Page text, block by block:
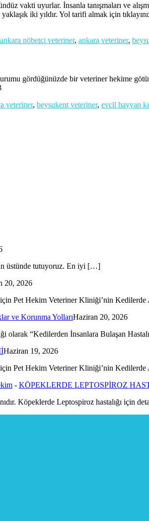
vakti uyurlar. İnsanla tanışmaları ve
iki yıldır. Yol tarifi almak için
ankara nöbetçi veteriner, ankara veteriner,
gördüğünüzde bir veteriner hekime
veteriner, beysukent veteriner, evcil hayvan
üstünde tutuyoruz. En iyi […]
20, 2026
Pet Hekim Veteriner Kliniği’nin Kedilerde
ve Korunma YollarıHaziran 20, 2026
“Kedilerden İnsanlara Bulaşan
Haziran 19, 2026
Pet Hekim Veteriner Kliniği’nin Kedilerde
- KÖPEKLERDE LEPTOSPİROZ
Köpeklerde Leptospiroz hastalığı için